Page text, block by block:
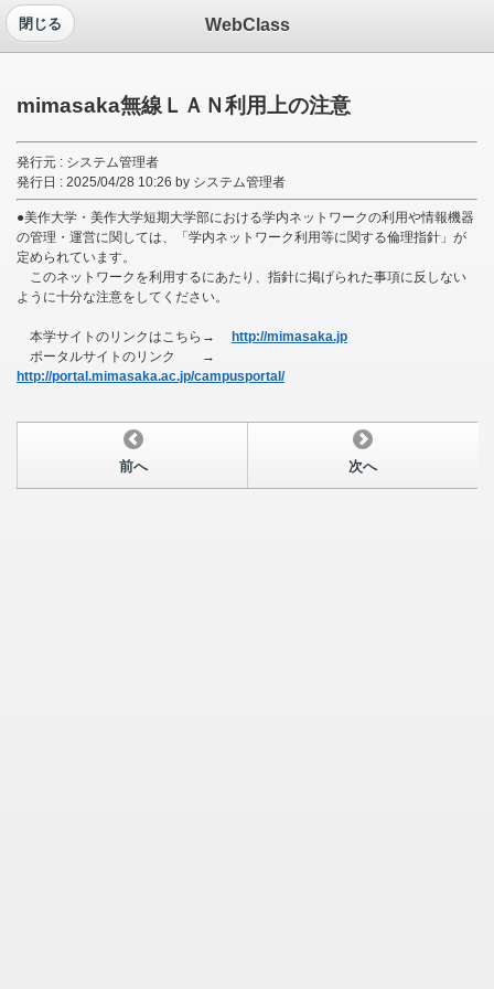
WebClass
閉じる
mimasaka無線ＬＡＮ利用上の注意
発行元 : システム管理者
発行日 : 2025/04/28 10:26 by システム管理者
●美作大学・美作大学短期大学部における学内ネットワークの利用や情報機器
の管理・運営に関しては、「学内ネットワーク利用等に関する倫理指針」が
定められています。
このネットワークを利用するにあたり、指針に掲げられた事項に反しない
ように十分な注意をしてください。
本学サイトのリンクはこちら→
http://mimasaka.jp
ポータルサイトのリンク →
http://portal.mimasaka.ac.jp/campusportal/
前へ 次へ